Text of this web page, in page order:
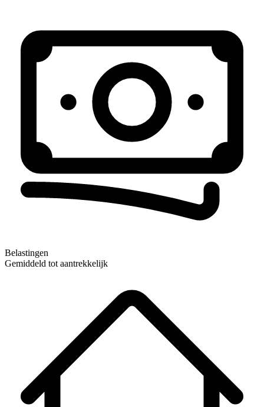
Belastingen
Gemiddeld tot aantrekkelijk